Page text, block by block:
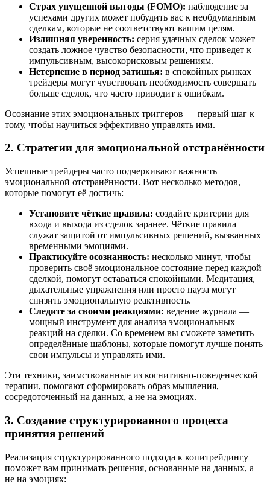
Страх упущенной выгоды (FOMO): наблюдение за
успехами других может побудить вас к необдуманным
сделкам, которые не соответствуют вашим целям.
Излишняя уверенность: серия удачных сделок может
создать ложное чувство безопасности, что приведет к
импульсивным, высокорисковым решениям.
Нетерпение в период затишья: в спокойных рынках
трейдеры могут чувствовать необходимость совершать
больше сделок, что часто приводит к ошибкам.
Осознание этих эмоциональных триггеров — первый шаг к
тому, чтобы научиться эффективно управлять ими.
2. Стратегии для эмоциональной отстранённости
Успешные трейдеры часто подчеркивают важность
эмоциональной отстранённости. Вот несколько методов,
которые помогут её достичь:
Установите чёткие правила: создайте критерии для
входа и выхода из сделок заранее. Чёткие правила
служат защитой от импульсивных решений, вызванных
временными эмоциями.
Практикуйте осознанность: несколько минут, чтобы
проверить своё эмоциональное состояние перед каждой
сделкой, помогут оставаться спокойными. Медитация,
дыхательные упражнения или просто пауза могут
снизить эмоциональную реактивность.
Следите за своими реакциями: ведение журнала —
мощный инструмент для анализа эмоциональных
реакций на сделки. Со временем вы сможете заметить
определённые шаблоны, которые помогут лучше понять
свои импульсы и управлять ими​.
Эти техники, заимствованные из когнитивно-поведенческой
терапии, помогают сформировать образ мышления,
сосредоточенный на данных, а не на эмоциях.
3. Создание структурированного процесса
принятия решений
Реализация структурированного подхода к копитрейдингу
поможет вам принимать решения, основанные на данных, а
не на эмоциях: